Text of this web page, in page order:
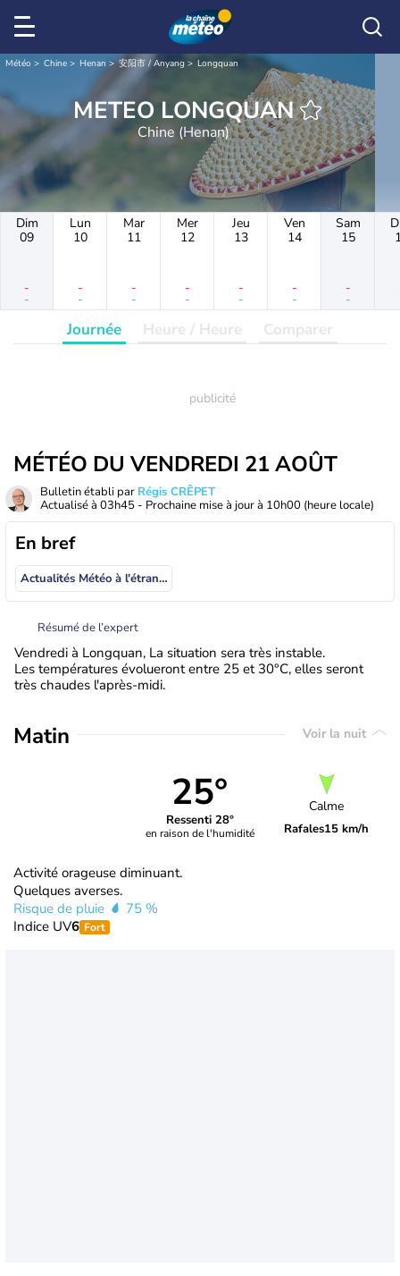
Météo Chine Henan 安阳市 / Anyang Longquan
METEO LONGQUAN
Chine (Henan)
Dim
09
-
-
Lun
10
-
-
Mar
11
-
-
Mer
12
-
-
Jeu
13
-
-
Ven
14
-
-
Sam
15
-
-
Journée Heure / Heure Comparer
MÉTÉO DU VENDREDI 21 AOÛT
Bulletin établi par Régis CRÊPET
Actualisé à 03h45 - Prochaine mise à jour à 10h00 (heure locale)
En bref
Actualités Météo à l'étranger
Résumé de l’expert
Vendredi à Longquan, La situation sera très instable.
Les températures évolueront entre 25 et 30°C, elles seront
très chaudes l'après-midi.
Matin Voir la nuit
25°
Ressenti 28°
en raison de l'humidité
Calme
Rafales15 km/h
Activité orageuse diminuant.
Quelques averses.
Risque de pluie
75 %
Indice UV6 Fort